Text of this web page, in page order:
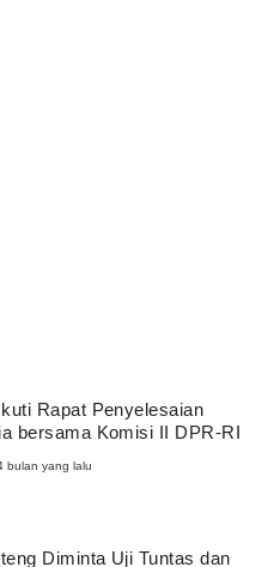
Rapat Penyelesaian
bersama Komisi II DPR-RI
bulan yang lalu
Diminta Uji Tuntas dan